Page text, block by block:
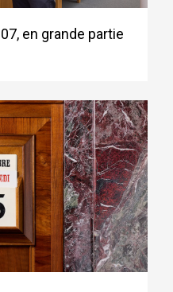
en grande partie